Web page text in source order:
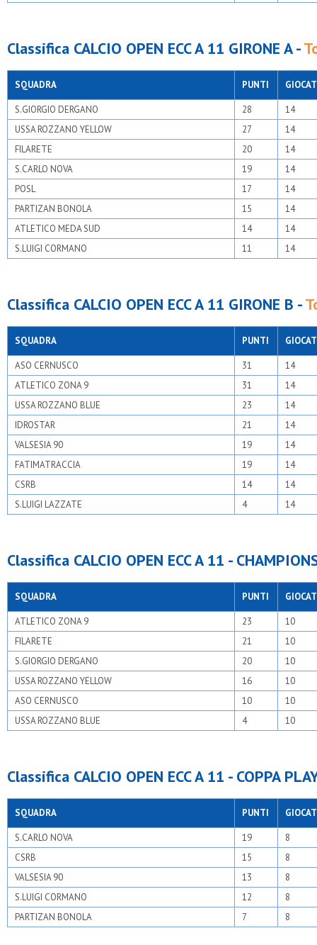
Classifica CALCIO OPEN ECC A 11 GIRONE A -
SQUADRA PUNTI
S.GIORGIO DERGANO 28
14
USSA ROZZANO YELLOW
27
14
FILARETE
20
14
S.CARLO NOVA
19
14
POSL
17
14
PARTIZAN BONOLA
15
14
ATLETICO MEDA SUD
14
14
S.LUIGI CORMANO
11 14
Classifica CALCIO OPEN ECC A 11 GIRONE B -
SQUADRA PUNTI
ASO CERNUSCO 31
14
ATLETICO ZONA 9
31
14
USSA ROZZANO BLUE
23
14
IDROSTAR
21
14
VALSESIA 90
19
14
FATIMATRACCIA
19
14
CSRB
14
14
S.LUIGI LAZZATE
4 14
Classifica CALCIO OPEN ECC A 11 -
SQUADRA PUNTI
ATLETICO ZONA 9 23
10
FILARETE
21
10
S.GIORGIO DERGANO
20
10
USSA ROZZANO YELLOW
16
10
ASO CERNUSCO
10
10
USSA ROZZANO BLUE
4 10
Classifica CALCIO OPEN ECC A 11 - COPPA
SQUADRA PUNTI
S.CARLO NOVA 19
8
CSRB
15
8
VALSESIA 90
13
8
S.LUIGI CORMANO
12
8
PARTIZAN BONOLA
7 8